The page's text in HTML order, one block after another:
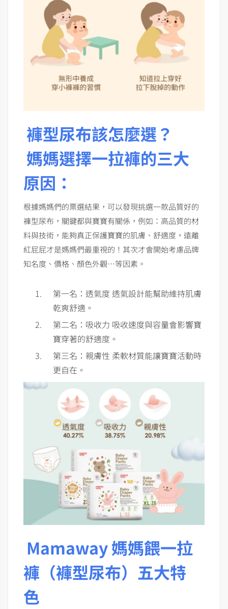
褲型尿布該怎麼選？
媽媽選擇一拉褲的三大
原因：
根據媽媽們的票選結果，可以發現挑選一款品質好的
褲型尿布，關鍵都與寶寶有關係，例如：高品質的材
料與技術，能夠真正保護寶寶的肌膚、舒適度，遠離
紅屁屁才是媽媽們最重視的！其次才會開始考慮品牌
知名度、價格、顏色外觀…等因素。
第一名：透氣度 透氣設計能幫助維持肌膚
乾爽舒適。
第二名：吸收力 吸收速度與容量會影響寶
寶穿著的舒適度。
第三名：親膚性 柔軟材質能讓寶寶活動時
更自在。
Mamaway 媽媽餵一拉
褲（褲型尿布）五大特
色